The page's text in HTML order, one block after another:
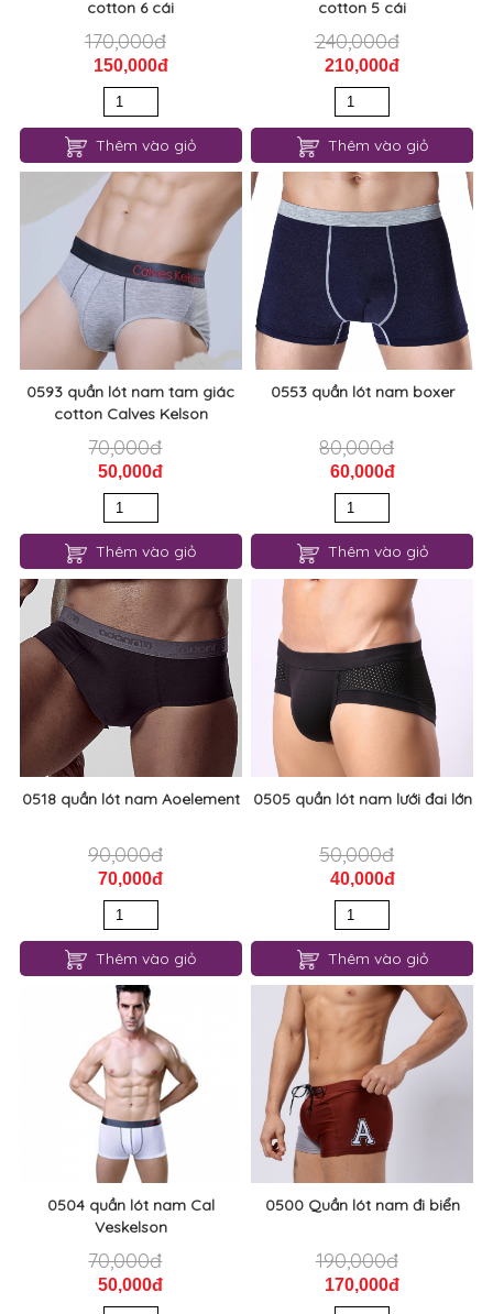
0596 Set quần lót nam boxer
cotton 6 cái
170,000đ
150,000đ
Thêm vào giỏ
0595 Set quần lót nam boxer
cotton 5 cái
240,000đ
210,000đ
Thêm vào giỏ
0593 quần lót nam tam giác
cotton Calves Kelson
70,000đ
50,000đ
Thêm vào giỏ
0553 quần lót nam boxer
80,000đ
60,000đ
Thêm vào giỏ
0518 quần lót nam Aoelement
90,000đ
70,000đ
Thêm vào giỏ
0505 quần lót nam lưới đai lớn
50,000đ
40,000đ
Thêm vào giỏ
0504 quần lót nam Cal
0500 Quần lót nam đi biển